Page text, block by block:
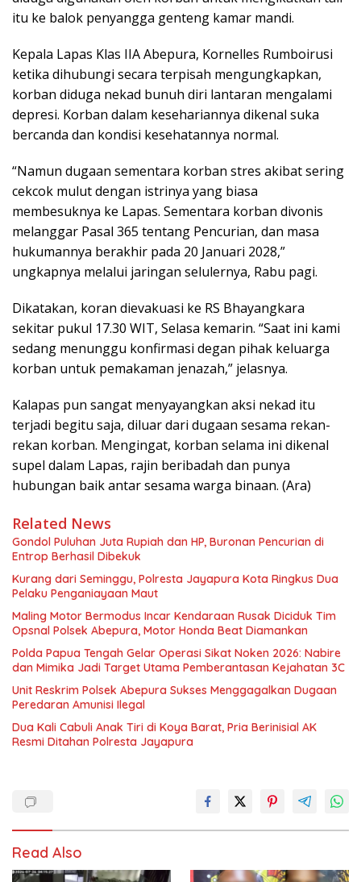
itu ke balok penyangga genteng kamar mandi.
Kepala Lapas Klas IIA Abepura, Kornelles Rumboirusi
ketika dihubungi secara terpisah mengungkapkan,
korban diduga nekad bunuh diri lantaran mengalami
depresi. Korban dalam kesehariannya dikenal suka
bercanda dan kondisi kesehatannya normal.
“Namun dugaan sementara korban stres akibat sering
cekcok mulut dengan istrinya yang biasa
membesuknya ke Lapas. Sementara korban divonis
melanggar Pasal 365 tentang Pencurian, dan masa
hukumannya berakhir pada 20 Januari 2028,”
ungkapnya melalui jaringan selulernya, Rabu pagi.
Dikatakan, koran dievakuasi ke RS Bhayangkara
sekitar pukul 17.30 WIT, Selasa kemarin. “Saat ini kami
sedang menunggu konfirmasi degan pihak keluarga
korban untuk pemakaman jenazah,” jelasnya.
Kalapas pun sangat menyayangkan aksi nekad itu
terjadi begitu saja, diluar dari dugaan sesama rekan-
rekan korban. Mengingat, korban selama ini dikenal
supel dalam Lapas, rajin beribadah dan punya
hubungan baik antar sesama warga binaan. (Ara)
Related News
Gondol Puluhan Juta Rupiah dan HP, Buronan Pencurian di
Entrop Berhasil Dibekuk
Kurang dari Seminggu, Polresta Jayapura Kota Ringkus Dua
Pelaku Penganiayaan Maut
Maling Motor Bermodus Incar Kendaraan Rusak Diciduk Tim
Opsnal Polsek Abepura, Motor Honda Beat Diamankan
Polda Papua Tengah Gelar Operasi Sikat Noken 2026: Nabire
dan Mimika Jadi Target Utama Pemberantasan Kejahatan 3C
Unit Reskrim Polsek Abepura Sukses Menggagalkan Dugaan
Peredaran Amunisi Ilegal
Dua Kali Cabuli Anak Tiri di Koya Barat, Pria Berinisial AK
Resmi Ditahan Polresta Jayapura
Read Also